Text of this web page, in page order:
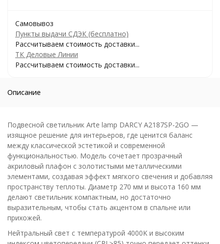
Самовывоз
Пункты выдачи СДЭК (бесплатно)
Рассчитываем стоимость доставки...
ТК Деловые Линии
Рассчитываем стоимость доставки...
Описание
Подвесной светильник Arte lamp DARCY A2187SP-2GO —
изящное решение для интерьеров, где ценится баланс
между классической эстетикой и современной
функциональностью. Модель сочетает прозрачный
акриловый плафон с золотистыми металлическими
элементами, создавая эффект мягкого свечения и добавляя
пространству теплоты. Диаметр 270 мм и высота 160 мм
делают светильник компактным, но достаточно
выразительным, чтобы стать акцентом в спальне или
прихожей.
Нейтральный свет с температурой 4000K и высоким